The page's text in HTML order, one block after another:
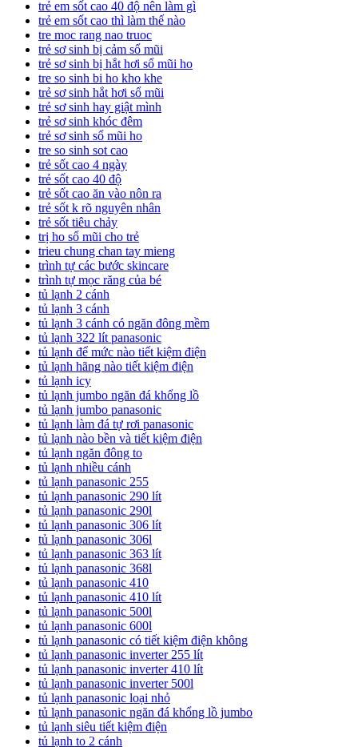
trẻ em sốt cao 40 độ nên làm gì
trẻ em sốt cao thì làm thế nào
tre moc rang nao truoc
trẻ sơ sinh bị cảm sổ mũi
trẻ sơ sinh bị hắt hơi sổ mũi ho
tre so sinh bi ho kho khe
trẻ sơ sinh hắt hơi sổ mũi
trẻ sơ sinh hay giật mình
trẻ sơ sinh khóc đêm
trẻ sơ sinh sổ mũi ho
tre so sinh sot cao
trẻ sốt cao 4 ngày
trẻ sốt cao 40 độ
trẻ sốt cao ăn vào nôn ra
trẻ sốt k rõ nguyên nhân
trẻ sốt tiêu chảy
trị ho sổ mũi cho trẻ
trieu chung chan tay mieng
trình tự các bước skincare
trình tự mọc răng của bé
tủ lạnh 2 cánh
tủ lạnh 3 cánh
tủ lạnh 3 cánh có ngăn đông mềm
tủ lạnh 322 lít panasonic
tủ lạnh để mức nào tiết kiệm điện
tủ lạnh hãng nào tiết kiệm điện
tủ lạnh icy
tủ lạnh jumbo ngăn đá khổng lồ
tủ lạnh jumbo panasonic
tủ lạnh làm đá tự rơi panasonic
tủ lạnh nào bền và tiết kiệm điện
tủ lạnh ngăn đông to
tủ lạnh nhiều cánh
tủ lạnh panasonic 255
tủ lạnh panasonic 290 lít
tủ lạnh panasonic 290l
tủ lạnh panasonic 306 lít
tủ lạnh panasonic 306l
tủ lạnh panasonic 363 lít
tủ lạnh panasonic 368l
tủ lạnh panasonic 410
tủ lạnh panasonic 410 lít
tủ lạnh panasonic 500l
tủ lạnh panasonic 600l
tủ lạnh panasonic có tiết kiệm điện không
tủ lạnh panasonic inverter 255 lít
tủ lạnh panasonic inverter 410 lít
tủ lạnh panasonic inverter 500l
tủ lạnh panasonic loại nhỏ
tủ lạnh panasonic ngăn đá khổng lồ jumbo
tủ lạnh siêu tiết kiệm điện
tủ lạnh to 2 cánh